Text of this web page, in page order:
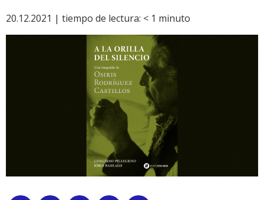
20.12.2021 | tiempo de lectura: < 1 minuto